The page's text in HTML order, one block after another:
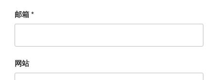
邮箱*
网站